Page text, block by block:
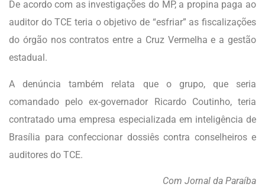
De acordo com as investigações do MP, a propina paga ao
auditor do TCE teria o objetivo de “esfriar” as fiscalizações
do órgão nos contratos entre a Cruz Vermelha e a gestão
estadual.
A denúncia também relata que o grupo, que seria
comandado pelo ex-governador Ricardo Coutinho, teria
contratado uma empresa especializada em inteligência de
Brasília para confeccionar dossiês contra conselheiros e
auditores do TCE.
Com Jornal da Paraíba